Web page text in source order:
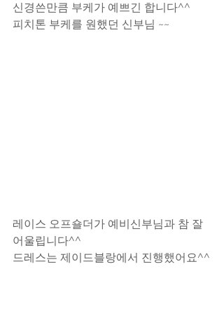
신경쓴만큼 부케가 예쁘긴 합니다^^
피치톤 부케를 원했던 신부님 ~~
레이스 오프숄더가 예비신부님과 참 잘
어울립니다^^
드레스는 제이드블랑에서 진행했어요^^